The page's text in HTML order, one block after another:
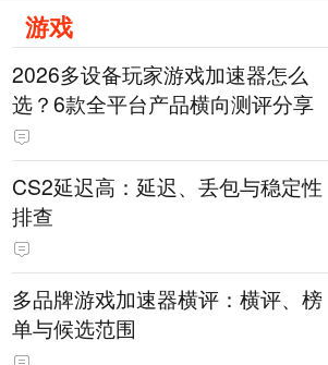
游戏
2026多设备玩家游戏加速器怎么
选？6款全平台产品横向测评分享
CS2延迟高：延迟、丢包与稳定性
排查
多品牌游戏加速器横评：横评、榜
单与候选范围